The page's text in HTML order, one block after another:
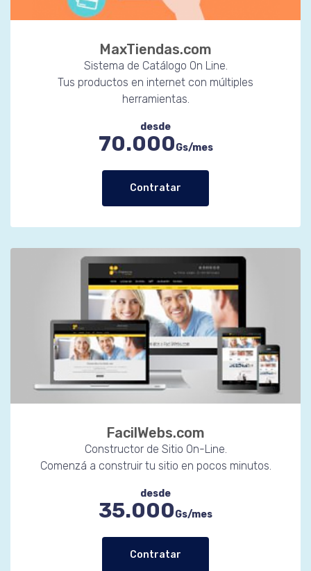
MaxTiendas.com
Sistema de Catálogo On Line.
Tus productos en internet con múltiples
herramientas.
desde
70.000Gs/mes
Contratar
FacilWebs.com
Constructor de Sitio On-Line.
Comenzá a construir tu sitio en pocos minutos.
desde
35.000Gs/mes
Contratar